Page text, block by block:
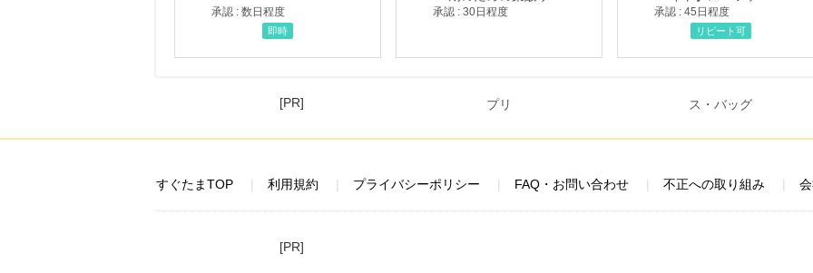
承認 : 数日程度
即時
承認 : 30日程度
承認 : 45日程度
リピート可
[PR]
すぐたまTOP 利用規約 プライバシーポリシー FAQ・お問い合わせ 不正への取り組み
[PR]